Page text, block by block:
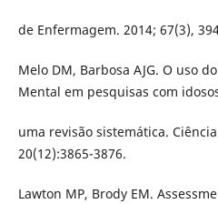
de Enfermagem. 2014; 67(3),
Melo DM, Barbosa AJG. O uso
Mental em pesquisas com
uma revisão sistemática.
20(12):3865-3876.
Lawton MP, Brody EM.